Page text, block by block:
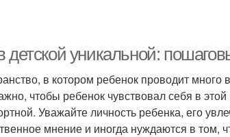
детской уникальной:
в котором ребенок проводит много
чтобы ребенок чувствовал себя в
Уважайте личность ребенка, его
мнение и иногда нуждаются в том,